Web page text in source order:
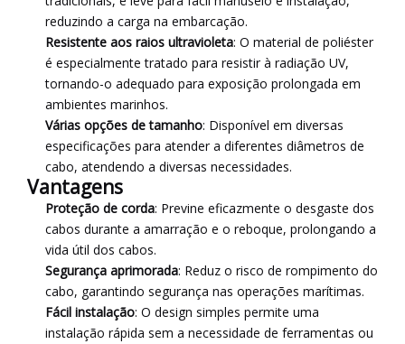
reduzindo a carga na embarcação.
Resistente aos raios ultravioleta: O material de poliéster
é especialmente tratado para resistir à radiação UV,
tornando-o adequado para exposição prolongada em
ambientes marinhos.
Várias opções de tamanho: Disponível em diversas
especificações para atender a diferentes diâmetros de
cabo, atendendo a diversas necessidades.
Vantagens
Proteção de corda: Previne eficazmente o desgaste dos
cabos durante a amarração e o reboque, prolongando a
vida útil dos cabos.
Segurança aprimorada: Reduz o risco de rompimento do
cabo, garantindo segurança nas operações marítimas.
Fácil instalação: O design simples permite uma
instalação rápida sem a necessidade de ferramentas ou